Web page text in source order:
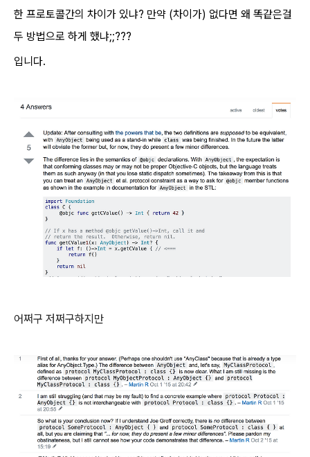
한 프로토콜간의 차이가 있냐? 만약 (차이가) 없다면 왜 똑같은걸
두 방법으로 하게 했냐;;???
입니다.
어쩌구 저쩌구하지만